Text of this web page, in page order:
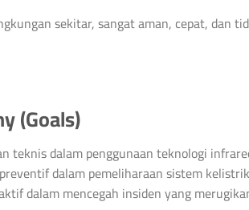
sekitar, sangat aman, cepat, dan
(Goals)
teknis dalam penggunaan teknologi
dalam pemeliharaan sistem
dalam mencegah insiden yang